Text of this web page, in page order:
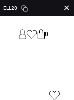
ELL20 ✕
0